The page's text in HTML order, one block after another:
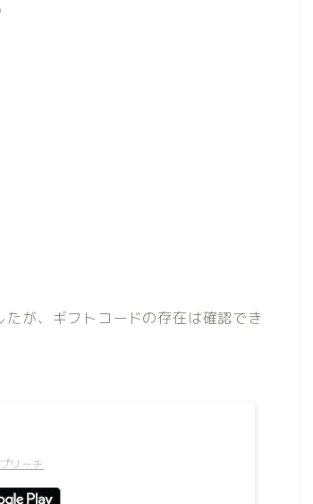
が、ギフトコードの存在は確認でき
リーチ